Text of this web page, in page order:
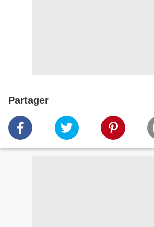
Partager